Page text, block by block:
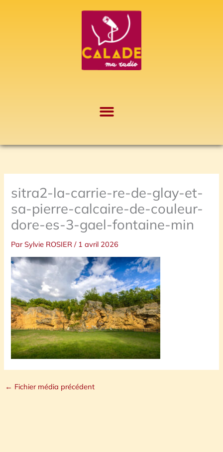
sitra2-la-carrie-re-de-glay-et-
sa-pierre-calcaire-de-couleur-
dore-es-3-gael-fontaine-min
ParSylvie ROSIER/ 1 avril 2026
← Fichier média précédent